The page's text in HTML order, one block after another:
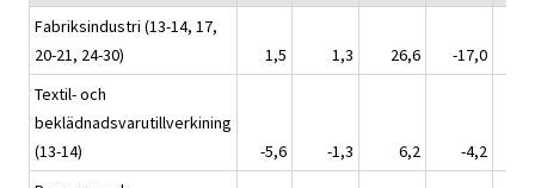
Fabriksindustri (13-14, 17,
20-21, 24-30)
1,5 1,3 26,6
-17,0
Textil- och
beklädnadsvarutillverkining
(13-14)
-5,6 -1,3 6,2
-4,2